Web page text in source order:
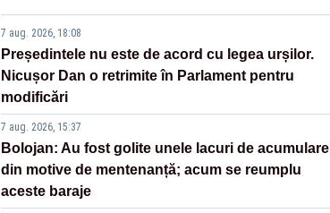
7 aug. 2026, 18:08
Președintele nu este de acord cu legea urșilor.
Nicușor Dan o retrimite în Parlament pentru
modificări
7 aug. 2026, 15:37
Bolojan: Au fost golite unele lacuri de acumulare
din motive de mentenanță; acum se reumplu
aceste baraje